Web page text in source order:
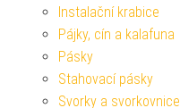
Instalační krabice
Pájky, cín a kalafuna
Pásky
Stahovací pásky
Svorky a svorkovnice